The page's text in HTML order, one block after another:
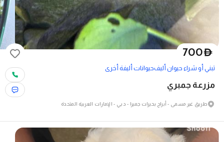
D
700
تبني أو شراء حيوان أليفحيوانات أليفة أخرى
مزرعة جمبري
طريق غير مسمى - أبراج بحيرات جميرا - دبي - الإمارات العربية المتحدة